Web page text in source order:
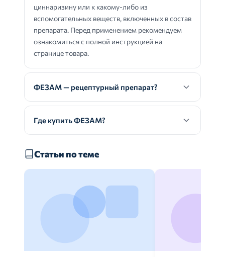
циннаризину или к какому-либо из
вспомогательных веществ, включенных в состав
препарата. Перед применением рекомендуем
ознакомиться с полной инструкцией на
странице товара.
ФЕЗАМ — рецептурный препарат?
Где купить ФЕЗАМ?
Статьи по теме